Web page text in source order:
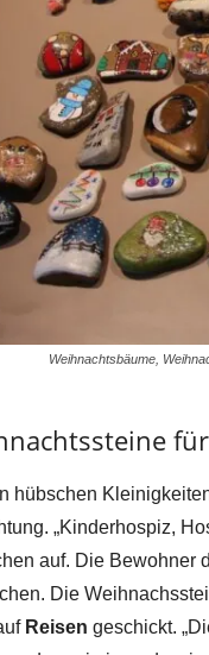
Weihnachtsbäume,
hübschen
„Kinderhospiz,
auf. Die Bewohner
Die
Reisen geschickt.